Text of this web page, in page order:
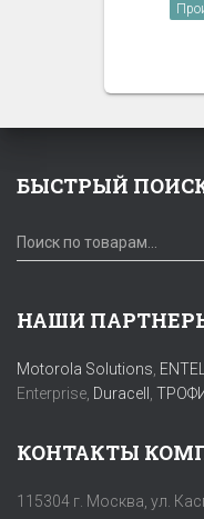
БЫСТРЫЙ
И
с
т
:
Поиск по товарам…
НАШИ
Motorola Solutions,
Enterprise, Duracell ,
КОНТАКТЫ
115304 г. Москва, ул.